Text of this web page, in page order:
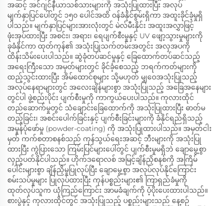
အဆင့် အင်ဂျင်နီယာသစ်သားများကို အသုံးပြုထားပြီး အလုပ်
မျက်နှာပြင်ပေါ်တွင် ၁၅၀ ပေါင်အထိ ဝန်ခံနိုင်စွမ်းရှိကာ အထူးခိုင်ခံ့မှုရှိ
ပါသည်။ မျက်နှာပြင်များအားလုံးတွင် မဲလ်မီးနိုင်း အထူးအလွှာဖြင့်
ဖုံးအုပ်ထားပြီး အစင်း၊ အရား၊ ရေပျက်စီးမှုနှင့် UV ဖျော့သွားမှုများကို
ခုခံနိုင်ကာ ထုတ်ကုန်၏ အသုံးပြုသက်တမ်းအတွင်း အလှအပကို
ထိန်းသိမ်းပေးပါသည်။ ဆွဲခုံတပ်ဆင်မှုနှင့် ခြေထောက်တပ်ဆင်သည့်
အရေးကြီးသော အမှတ်များတွင် ခိုင်ခံ့စေသည့် ဘရက်ကတ်များကို
ထည့်သွင်းထားပြီး အိမ်ထောင်စုများ သို့မဟုတ် မျှဝေအသုံးပြုသည့်
အလုပ်နေရာများတွင် အလေးချိန်များစွာ အသုံးပြုသည့် အခြေအနေများ
တွင်ပါ ဖွဲ့စည်းပိုင်း ပျက်စီးမှုကို ကာကွယ်ပေးပါသည်။ ကုလားထိုင်
တည်ဆောက်မှုတွင် သံချောင်းခြေထောက်ကို အသုံးပြုထားပြီး ဓာတ်မ
တည့်ခြင်း၊ အစင်းပေါက်ခြင်းနှင့် ပျက်စီးခြင်းများကို ခံနိုင်ရည်ရှိသည့်
အမှုန်ပုံဖော်မှု (powder-coating) ကို အသုံးပြုထားပါသည်။ အမှတ်ငါး
မှတ် ကက်စတာစနစ်သည် ကုန်သွယ်ရေးအဆင့် ဘီးများကို အသုံးပြု
ထားပြီး ကွဲပြားသော ကြမ်းပြင်များပေါ်တွင် ပျက်စီးမှုမရှိဘဲ ချောမွေ့စွာ
လှည့်ပတ်နိုင်ပါသည်။ ဟိုက်ဒရောလစ် အမြင့်ချိန်ညှိစနစ်ကို အကြိမ်
ပေါင်းများစွာ ချိန်ညှိမှုပြုလုပ်ပြီး ချောမွေ့စွာ အလုပ်လုပ်နိုင်ကြောင်း
စမ်းသပ်မှုများ ပြုလုပ်ထားပြီး ကုန်ပစ္စည်းများ၏ ကြာရှည်ခံမှုကို
ထုတ်လုပ်သူက ယုံကြည်ကြောင်း အာမခံချက်ကို ပံ့ပိုးပေးထားပါသည်။
စားပွဲနှင့် ကုလားထိုင်တွင် အသုံးပြုသည့် ပစ္စည်းများသည် နေ့စဉ်